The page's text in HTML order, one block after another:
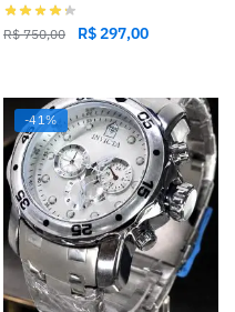
R$750,00 R$297,00
-41%